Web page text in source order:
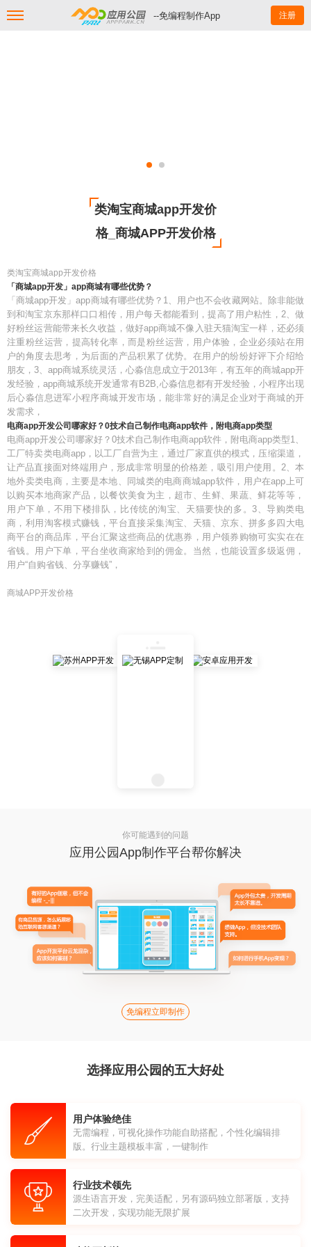
--免编程制作App 注册
类淘宝商城app开发价
格_商城APP开发价格
类淘宝商城app开发价格
「商城app开发」app商城有哪些优势？
「商城app开发」app商城有哪些优势？1、用户也不会收藏网站。除非能做
到和淘宝京东那样口口相传，用户每天都能看到，提高了用户粘性，2、做
好粉丝运营能带来长久收益，做好app商城不像入驻天猫淘宝一样，还必须
注重粉丝运营，提高转化率，而是粉丝运营，用户体验，企业必须站在用
户的角度去思考，为后面的产品积累了优势。在用户的纷纷好评下介绍给
朋友，3、app商城系统灵活，心淼信息成立于2013年，有五年的商城app开
发经验，app商城系统开发通常有B2B,心淼信息都有开发经验，小程序出现
后心淼信息进军小程序商城开发市场，能非常好的满足企业对于商城的开
发需求，
电商app开发公司哪家好？0技术自己制作电商app软件，附电商app类型
电商app开发公司哪家好？0技术自己制作电商app软件，附电商app类型1、
工厂特卖类电商app，以工厂自营为主，通过厂家直供的模式，压缩渠道，
让产品直接面对终端用户，形成非常明显的价格差，吸引用户使用。2、本
地外卖类电商，主要是本地、同城类的电商商城app软件，用户在app上可
以购买本地商家产品，以餐饮美食为主，超市、生鲜、果蔬、鲜花等等，
用户下单，不用下楼排队，比传统的淘宝、天猫要快的多。3、导购类电
商，利用淘客模式赚钱，平台直接采集淘宝、天猫、京东、拼多多四大电
商平台的商品库，平台汇聚这些商品的优惠券，用户领券购物可实实在在
省钱。用户下单，平台坐收商家给到的佣金。当然，也能设置多级返佣，
用户“自购省钱、分享赚钱”，
商城APP开发价格
你可能遇到的问题
应用公园App制作平台帮你解决
免编程立即制作
选择应用公园的五大好处
用户体验绝佳
无需编程，可视化操作功能自助搭配，个性化编辑排
版。行业主题模板丰富，一键制作
行业技术领先
源生语言开发，完美适配，另有源码独立部署版，支持
二次开发，实现功能无限扩展